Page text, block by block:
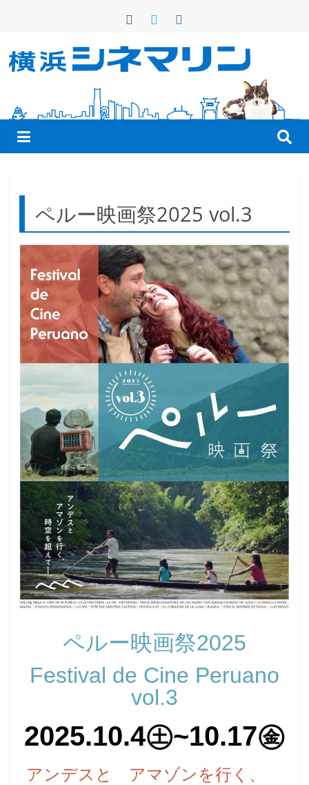
ン
横
浜
シ
ネ
マ
リ
ン
ペルー映画祭2025 vol.3
ペルー映画祭2025
Festival de Cine Peruano
vol.3
2025.10.4㊏~10.17㊎
アンデスと アマゾンを行く、